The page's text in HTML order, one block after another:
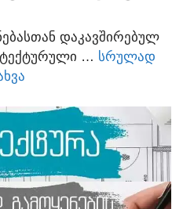
ᲓᲐᲙᲐᲕᲨᲘᲠᲔᲑᲣᲚ
… ᲡᲠᲣᲚᲐᲓ